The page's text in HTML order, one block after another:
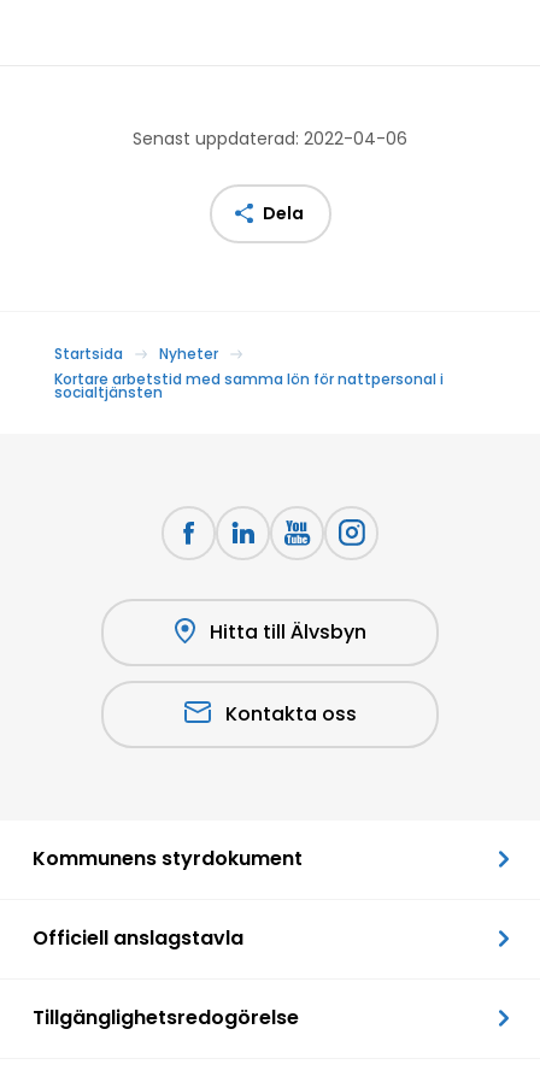
Senast uppdaterad: 2022-04-06
Dela
Startsida
Nyheter
Kortare arbetstid med samma lön för nattpersonal i
socialtjänsten
Hitta till Älvsbyn
Kontakta oss
Kommunens styrdokument
Officiell anslagstavla
Tillgänglighetsredogörelse